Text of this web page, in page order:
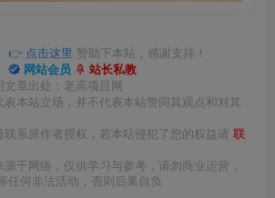
👉 点击这里 赞助下本站，感谢支持！
网站会员 站长私教
文章出处：老高项目网
表本站立场，并不代表本站赞同其观点和对其
系原作者授权，若本站侵犯了您的权益请 联
于网络，仅供学习与参考，请勿商业运营，
任何非法活动，否则后果自负